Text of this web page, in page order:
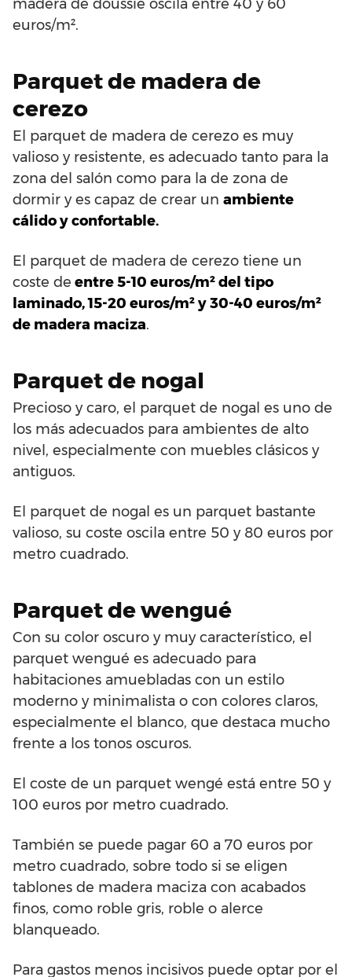
madera de doussié oscila entre 40 y 60
euros/m².
Parquet de madera de
cerezo
El parquet de madera de cerezo es muy
valioso y resistente, es adecuado tanto para la
zona del salón como para la de zona de
dormir y es capaz de crear un ambiente
cálido y confortable.
El parquet de madera de cerezo tiene un
coste de entre 5-10 euros/m² del tipo
laminado, 15-20 euros/m² y 30-40 euros/m²
de madera maciza.
Parquet de nogal
Precioso y caro, el parquet de nogal es uno de
los más adecuados para ambientes de alto
nivel, especialmente con muebles clásicos y
antiguos.
El parquet de nogal es un parquet bastante
valioso, su coste oscila entre 50 y 80 euros por
metro cuadrado.
Parquet de wengué
Con su color oscuro y muy característico, el
parquet wengué es adecuado para
habitaciones amuebladas con un estilo
moderno y minimalista o con colores claros,
especialmente el blanco, que destaca mucho
frente a los tonos oscuros.
El coste de un parquet wengé está entre 50 y
100 euros por metro cuadrado.
También se puede pagar 60 a 70 euros por
metro cuadrado, sobre todo si se eligen
tablones de madera maciza con acabados
finos, como roble gris, roble o alerce
blanqueado.
Para gastos menos incisivos puede optar por el